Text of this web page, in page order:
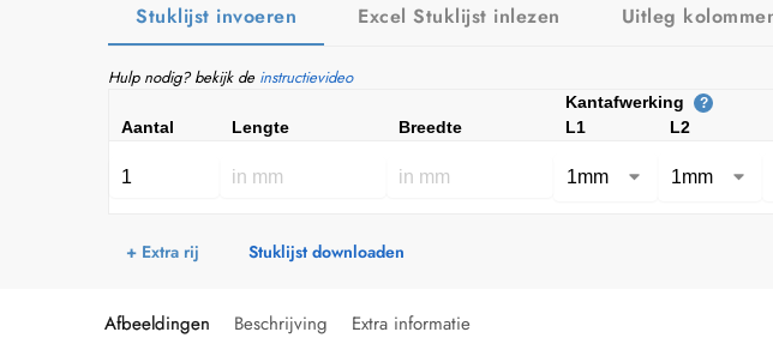
Stuklijst invoeren Excel Stuklijst inlezen Uitleg
Hulp nodig? bekijk de instructievideo
Kantafwerking ?
Aantal Lengte Breedte L1 L2
+ Extra rij Stuklijst downloaden
Afbeeldingen Beschrijving Extra informatie